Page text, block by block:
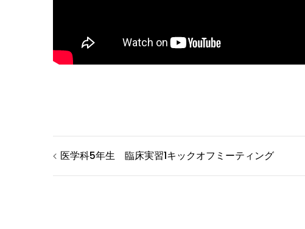
投
医学科5年生 臨床実習1キックオフミーティング